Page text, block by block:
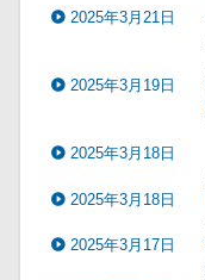
2025年3月21日
2025年3月19日
2025年3月18日
2025年3月18日
2025年3月17日